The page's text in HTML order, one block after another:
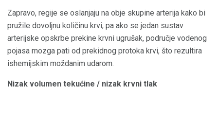
Zapravo, regije se oslanjaju na obje skupine arterija kako bi
pružile dovoljnu količinu krvi, pa ako se jedan sustav
arterijske opskrbe prekine krvni ugrušak, područje vodenog
pojasa mozga pati od prekidnog protoka krvi, što rezultira
ishemijskim moždanim udarom.
Nizak volumen tekućine / nizak krvni tlak